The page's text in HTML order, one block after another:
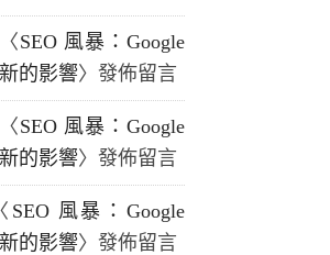
SEO 風暴：Google
的影響〉發佈留言
SEO 風暴：Google
的影響〉發佈留言
SEO 風暴：Google
的影響〉發佈留言